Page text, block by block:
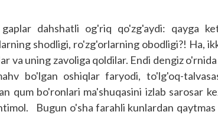
dahshatli og'riq qo'zg'aydi: qayga
shodligi, ro'zg'orlarning obodligi?! Ha,
va uning zavoliga qoldilar. Endi dengiz
bo'lgan oshiqlar faryodi, to'lg'oq-
qum bo'ronlari ma'shuqasini izlab sarosar
Bugun o'sha farahli kunlardan qaytmas